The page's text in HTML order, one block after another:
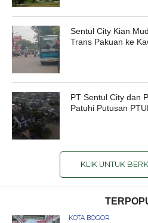
Sentul City Kian
Trans Pakuan ke
PT Sentul City dan
Patuhi Putusan
KLIK UNTUK
KOTA BOGOR